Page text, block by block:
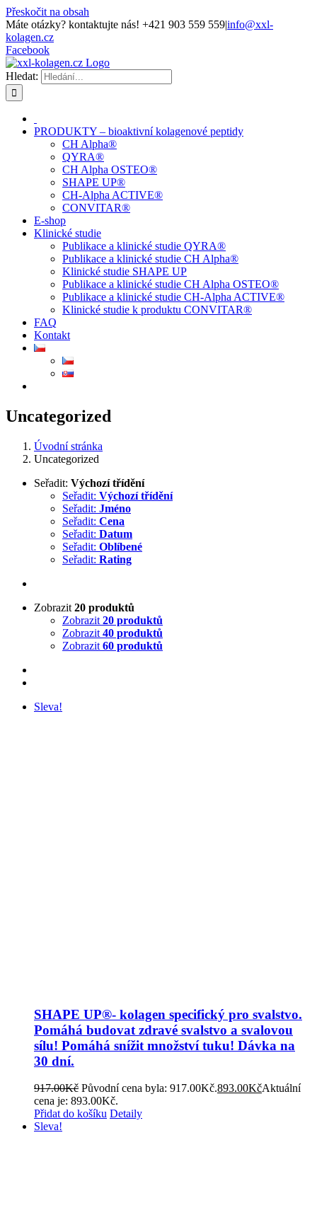
Přeskočit na obsah
Máte otázky? kontaktujte nás! +421 903 559 559|info@xxl-
kolagen.cz
Facebook
Hledat:
PRODUKTY – bioaktivní kolagenové peptidy
CH Alpha®
QYRA®
CH Alpha OSTEO®
SHAPE UP®
CH-Alpha ACTIVE®
CONVITAR®
E-shop
Klinické studie
Publikace a klinické studie QYRA®
Publikace a klinické studie CH Alpha®
Klinické studie SHAPE UP
Publikace a klinické studie CH Alpha OSTEO®
Publikace a klinické studie CH-Alpha ACTIVE®
Klinické studie k produktu CONVITAR®
FAQ
Kontakt
Uncategorized
Úvodní stránka
Uncategorized
Seřadit: Výchozí třídění
Seřadit: Výchozí třídění
Seřadit: Jméno
Seřadit: Cena
Seřadit: Datum
Seřadit: Oblíbené
Seřadit: Rating
Zobrazit 20 produktů
Zobrazit 20 produktů
Zobrazit 40 produktů
Zobrazit 60 produktů
Sleva!
SHAPE UP®- kolagen specifický pro svalstvo.
Pomáhá budovat zdravé svalstvo a svalovou
sílu! Pomáhá snížit množství tuku! Dávka na
30 dní.
917.00Kč Původní cena byla: 917.00Kč.893.00KčAktuální
cena je: 893.00Kč.
Přidat do košíku Detaily
Sleva!